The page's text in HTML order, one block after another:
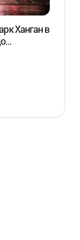
Ханган в